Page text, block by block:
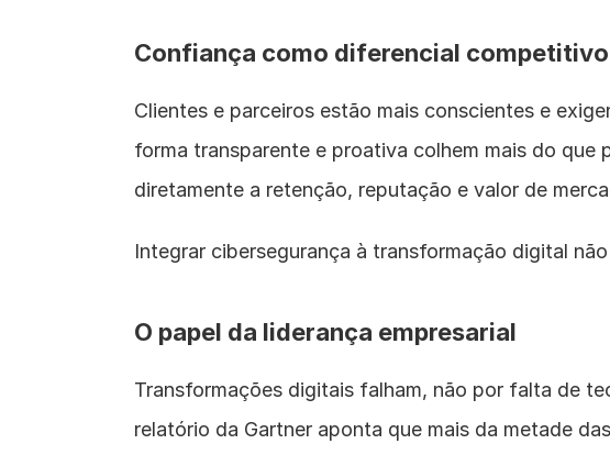
Confiança como diferencial competitivo
Clientes e parceiros estão mais conscientes e
forma transparente e proativa colhem mais do que
diretamente a retenção, reputação e valor de
Integrar cibersegurança à transformação digital
O papel da liderança empresarial
Transformações digitais falham, não por falta de
relatório da Gartner aponta que mais da metade